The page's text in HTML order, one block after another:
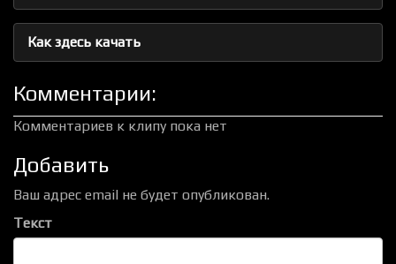
Как здесь качать
Комментарии:
Комментариев к клипу пока нет
Добавить
Ваш адрес email не будет опубликован.
Текст